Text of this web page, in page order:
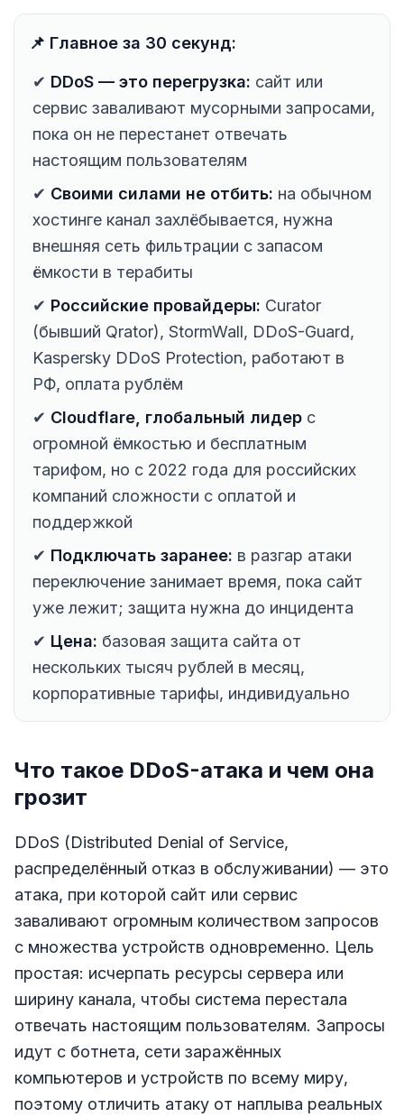
📌 Главное за 30 секунд:
✔ DDoS — это перегрузка: сайт или
сервис заваливают мусорными запросами,
пока он не перестанет отвечать
настоящим пользователям
✔ Своими силами не отбить: на обычном
хостинге канал захлёбывается, нужна
внешняя сеть фильтрации с запасом
ёмкости в терабиты
✔ Российские провайдеры: Curator
(бывший Qrator), StormWall, DDoS-Guard,
Kaspersky DDoS Protection, работают в
РФ, оплата рублём
✔ Cloudflare, глобальный лидер с
огромной ёмкостью и бесплатным
тарифом, но с 2022 года для российских
компаний сложности с оплатой и
поддержкой
✔ Подключать заранее: в разгар атаки
переключение занимает время, пока сайт
уже лежит; защита нужна до инцидента
✔ Цена: базовая защита сайта от
нескольких тысяч рублей в месяц,
корпоративные тарифы, индивидуально
Что такое DDoS-атака и чем она
грозит
DDoS (Distributed Denial of Service,
распределённый отказ в обслуживании) — это
атака, при которой сайт или сервис
заваливают огромным количеством запросов
с множества устройств одновременно. Цель
простая: исчерпать ресурсы сервера или
ширину канала, чтобы система перестала
отвечать настоящим пользователям. Запросы
идут с ботнета, сети заражённых
компьютеров и устройств по всему миру,
поэтому отличить атаку от наплыва реальных